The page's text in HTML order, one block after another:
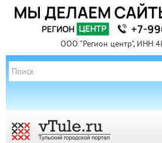
ООО "Регион центр", ИНН